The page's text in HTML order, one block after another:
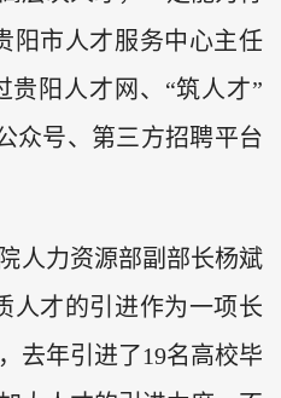
阳市人才服务中心主任
贵阳人才网、“筑人才”
众号、第三方招聘平台
人力资源部副部长杨斌
人才的引进作为一项长
去年引进了19名高校毕